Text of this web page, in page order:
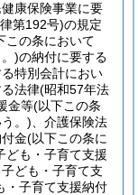
康保険事業に要
第192号)の規定
この条において
)の納付に要する
特別会計におい
法律(昭和57年法
金等(以下この条
。) 、介護保険法
金(以下この条に
ども・子育て支援
ども・子育て支
・子育て支援納付